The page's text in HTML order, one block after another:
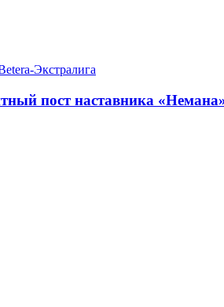
Экстралига
пост наставника